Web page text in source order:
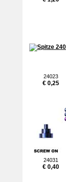
24023
€ 0,25
24031
€ 0,40